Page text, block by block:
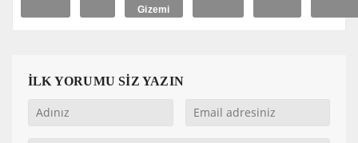
Gizemi
İLK YORUMU SİZ YAZIN